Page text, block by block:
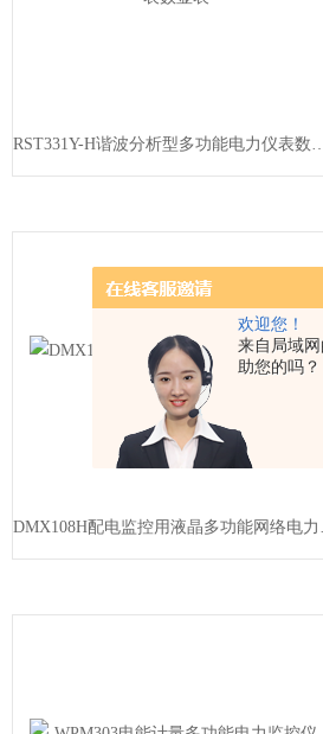
欢迎您！
来自局域
助您的吗？
RST331Y-H谐波分析型多